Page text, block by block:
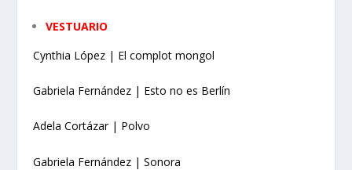
VESTUARIO
Cynthia López | El complot mongol
Gabriela Fernández | Esto no es Berlín
Adela Cortázar | Polvo
Gabriela Fernández | Sonora